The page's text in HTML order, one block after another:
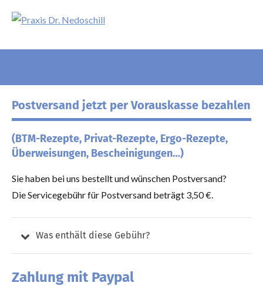
Inhalt
Nedoschill
für
und
Psychotherapie
Postversand jetzt per Vorauskasse bezahlen
(BTM-Rezepte, Privat-Rezepte, Ergo-Rezepte,
Überweisungen, Bescheinigungen…)
Sie haben bei uns bestellt und wünschen Postversand?
Die Servicegebühr für Postversand beträgt 3,50 €.
Was enthält diese Gebühr?
Zahlung mit Paypal